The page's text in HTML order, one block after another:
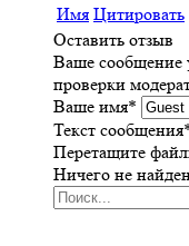
Имя Цитировать
Оставить отзыв
Ваше сообщение
проверки
Ваше имя*
Текст сообщения
Перетащите
Ничего не